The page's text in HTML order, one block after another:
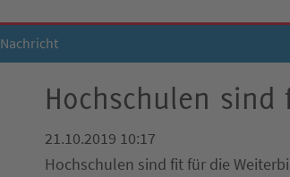
Nachricht
Hochschulen
21.10.2019 10:17
Hochschulen sind fit für die